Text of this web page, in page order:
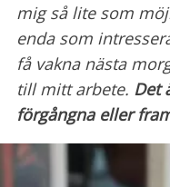
mig så lite som
enda som
få vakna nästa
till mitt arbete. Det
förgångna eller